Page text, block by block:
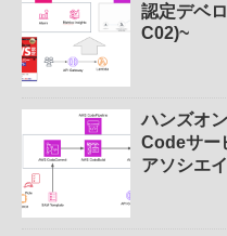
認定デベ
C02)~
ハンズオ
Codeサー
アソシエ